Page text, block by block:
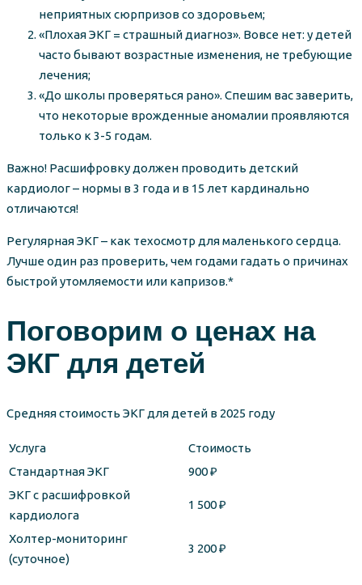
неприятных сюрпризов со здоровьем;
«Плохая ЭКГ = страшный диагноз». Вовсе нет: у детей
часто бывают возрастные изменения, не требующие
лечения;
«До школы проверяться рано». Спешим вас заверить,
что некоторые врожденные аномалии проявляются
только к 3-5 годам.
Важно! Расшифровку должен проводить детский
кардиолог – нормы в 3 года и в 15 лет кардинально
отличаются!
Регулярная ЭКГ – как техосмотр для маленького сердца.
Лучше один раз проверить, чем годами гадать о причинах
быстрой утомляемости или капризов.*
Поговорим о ценах на
ЭКГ для детей
Средняя стоимость ЭКГ для детей в 2025 году
Услуга
Стоимость
Стандартная ЭКГ
900 ₽
ЭКГ с расшифровкой
кардиолога
1 500 ₽
Холтер-мониторинг
(суточное)
3 200 ₽